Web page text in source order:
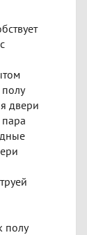
двери
полу